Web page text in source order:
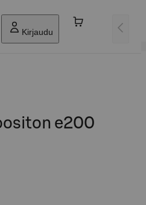
Kirjaudu
e200